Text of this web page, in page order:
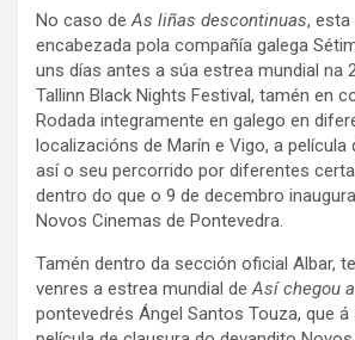
No caso deAs liñas descontinuas,
encabezada pola compañía galega
uns días antes a súa estrea mundial na
Tallinn Black Nights Festival, tamén en
Rodada integramente en galego en
localizacións de Marín e Vigo, a película
así o seu percorrido por diferentes
dentro do que o 9 de decembro
Novos Cinemas de Pontevedra.
Tamén dentro da sección oficial Albar,
venres a estrea mundial deAsí chegou
pontevedrés Ángel Santos Touza, que